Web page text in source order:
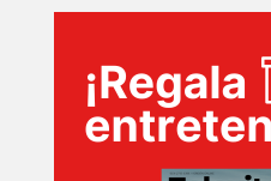
INICIO
PELICULAS